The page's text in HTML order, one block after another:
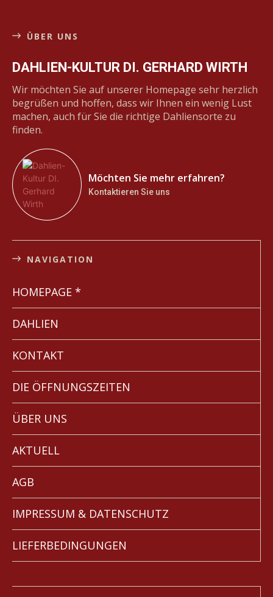
ÜBER UNS
DAHLIEN-KULTUR DI. GERHARD WIRTH
Wir möchten Sie auf unserer Homepage sehr herzlich
begrüßen und hoffen, dass wir Ihnen ein wenig Lust
machen, auch für Sie die richtige Dahliensorte zu
finden.
Möchten Sie mehr erfahren?
Kontaktieren Sie uns
NAVIGATION
HOMEPAGE *
DAHLIEN
KONTAKT
DIE ÖFFNUNGSZEITEN
ÜBER UNS
AKTUELL
AGB
IMPRESSUM & DATENSCHUTZ
LIEFERBEDINGUNGEN